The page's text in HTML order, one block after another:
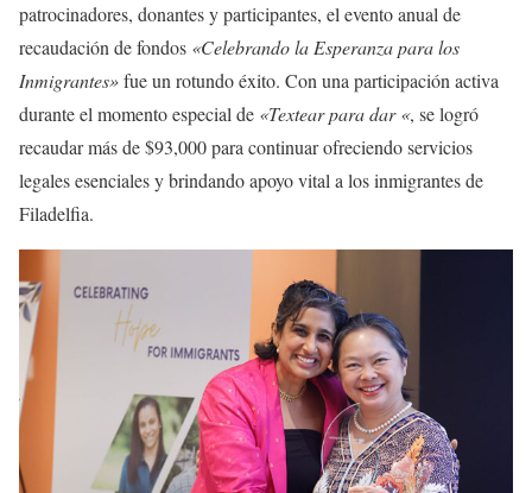
patrocinadores, donantes y participantes, el evento anual de
recaudación de fondos «Celebrando la Esperanza para los
Inmigrantes»fue un rotundo éxito. Con una participación activa
durante el momento especial de «Textear para dar «, se logró
recaudar más de $93,000 para continuar ofreciendo servicios
legales esenciales y brindando apoyo vital a los inmigrantes de
Filadelfia.